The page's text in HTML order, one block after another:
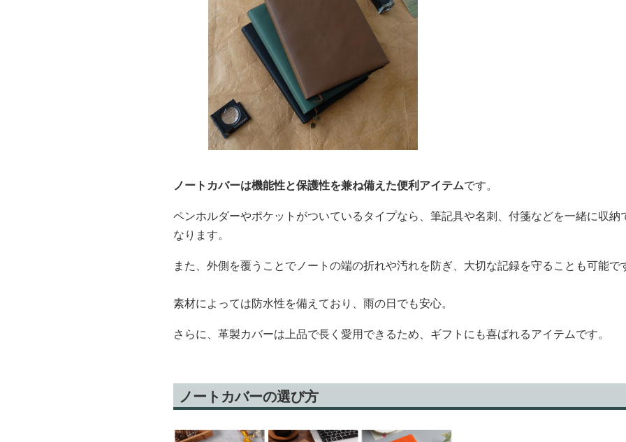
ノートカバーは機能性と保護性を兼ね備えた便利アイテムです。
ペンホルダーやポケットがついているタイプなら、筆記具や名刺、付箋などを一緒に収納
なります。
また、外側を覆うことでノートの端の折れや汚れを防ぎ、大切な記録を守ることも可能で
素材によっては防水性を備えており、雨の日でも安心。
さらに、革製カバーは上品で長く愛用できるため、ギフトにも喜ばれるアイテムです。
ノートカバーの選び方